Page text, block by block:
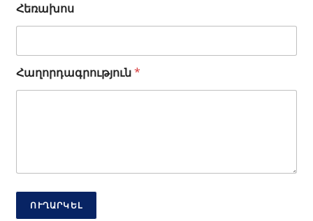
Է
լ
ս
տ
Հեռախոս
Հաղորդագրություն*
ՈՒՂԱՐԿԵԼ